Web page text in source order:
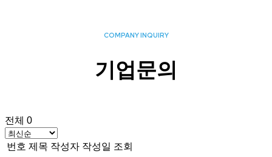
COMPANY INQUIRY
기업문의
전체 0
번호 제목 작성자 작성일 조회